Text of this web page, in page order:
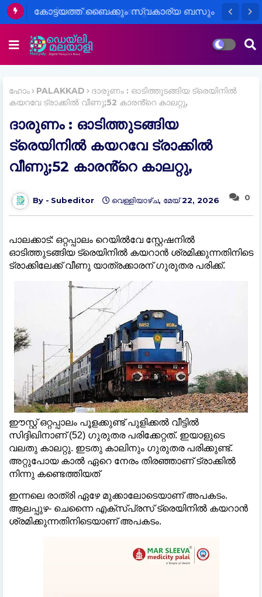
രാവിലെ മാത്രം പുറത്തുവന്ന
വിദ്യാർഥികളെയും രക്ഷിതാക്കളെയും
വലയ്ക്കുന്നതായി ആരോപണം
ഹോം PALAKKAD
ദാരുണം : ഓടിത്തുടങ്ങിയ ട്രെയിനിൽ
കയറവേ ട്രാക്കിൽ വീണു;52 കാരൻ്റെ കാലറ്റു,
ദാരുണം : ഓടിത്തുടങ്ങിയ
ട്രെയിനിൽ കയറവേ ട്രാക്കിൽ
വീണു;52 കാരൻ്റെ കാലറ്റു,
0
Subeditor വെള്ളിയാഴ്‌ച, മേയ് 22, 2026
പാലക്കാട്: ഒറ്റപ്പാലം റെയിൽവേ സ്റ്റേഷനിൽ
ഓടിത്തുടങ്ങിയ ട്രെയിനിൽ കയറാൻ ശ്രമിക്കുന്നതിനിടെ
ട്രാക്കിലേക്ക് വീണു യാത്രക്കാരന് ​ഗുരുതര പരിക്ക്.
ഈസ്റ്റ് ഒറ്റപ്പാലം പൂളക്കുണ്ട് പുളിക്കൽ വീട്ടിൽ
സിദ്ദിഖിനാണ് (52) ​ഗുരുതര പരിക്കേറ്റത്. ഇയാളുടെ
വലതു കാലറ്റു. ഇടതു കാലിനും ​ഗുരുതര പരിക്കുണ്ട്.
അറ്റുപോയ കാൽ ഏറെ നേരം തിരഞ്ഞാണ് ട്രാക്കിൽ
നിന്നു കണ്ടെത്തിയത്
ഇന്നലെ രാത്രി ഏഴേ മുക്കാലോടെയാണ് അപകടം.
ആലപ്പുഴ- ചെന്നൈ എക്സ്പ്രസ് ട്രെയിനിൽ കയറാൻ
ശ്രമിക്കുന്നതിനിടെയാണ് അപകടം.